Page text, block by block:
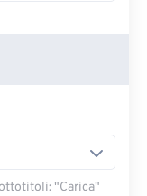
"Carica"